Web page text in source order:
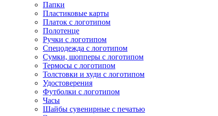
Папки
Пластиковые карты
Платок с логотипом
Полотенце
Ручки с логотипом
Спецодежда с логотипом
Сумки, шопперы с логотипом
Термосы с логотипом
Толстовки и худи с логотипом
Удостоверения
Футболки с логотипом
Часы
Шайбы сувенирные с печатью